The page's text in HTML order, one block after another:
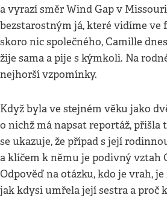
a vyrazí směr Wind Gap v
bezstarostným já, které vidíme ve
skoro nic společného, Camille
žije sama a pije s kýmkoli. Na
nejhorší vzpomínky.
Když byla ve stejném věku jako
o nichž má napsat reportáž, přišla
se ukazuje, že případ s její
a klíčem k němu je podivný vztah
Odpověď na otázku, kdo je vrah,
jak kdysi umřela její sestra a proč